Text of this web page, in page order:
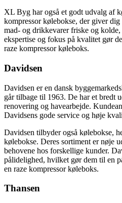
XL Byg har også et godt udvalg af
kompressor kølebokse, der giver
mad- og drikkevarer friske og kolde,
ekspertise og fokus på kvalitet gør
raze kompressor køleboks.
Davidsen
Davidsen er en dansk
går tilbage til 1963. De har et bredt
renovering og havearbejde.
Davidsens gode service og høje
Davidsen tilbyder også kølebokse,
kølebokse. Deres sortiment er nøje
behovene hos forskellige kunder.
pålidelighed, hvilket gør dem til en
en raze kompressor køleboks.
Thansen